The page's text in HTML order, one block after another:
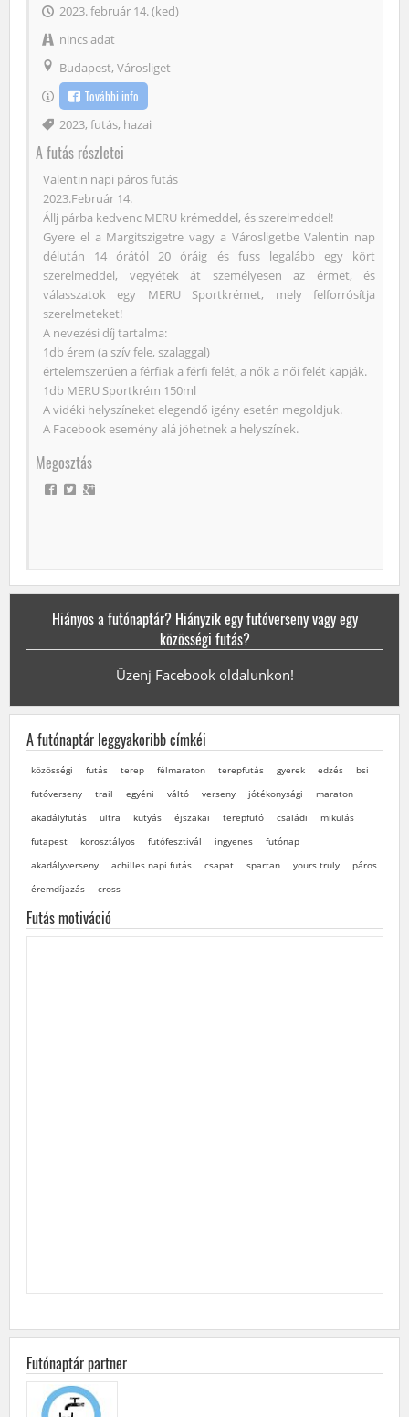
2023. február 14. (ked)
nincs adat
Budapest, Városliget
További info
Címke
2023, futás, hazai
A futás részletei
Valentin napi páros futás
2023.Február 14.
Állj párba kedvenc MERU krémeddel, és szerelmeddel!
Gyere el a Margitszigetre vagy a Városligetbe Valentin nap
délután 14 órától 20 óráig és fuss legalább egy kört
szerelmeddel, vegyétek át személyesen az érmet, és
válasszatok egy MERU Sportkrémet, mely felforrósítja
szerelmeteket!
A nevezési díj tartalma:
1db érem (a szív fele, szalaggal)
értelemszerűen a férfiak a férfi felét, a nők a női felét kapják.
1db MERU Sportkrém 150ml
A vidéki helyszíneket elegendő igény esetén megoldjuk.
A Facebook esemény alá jöhetnek a helyszínek.
Megosztás
Hiányos a futónaptár? Hiányzik egy futóverseny vagy egy
közösségi futás?
Üzenj Facebook oldalunkon!
A futónaptár leggyakoribb címkéi
közösségi futás terep félmaraton terepfutás gyerek edzés
bsi
futóverseny
trail egyéni váltó verseny jótékonysági
maraton
akadályfutás
ultra kutyás éjszakai terepfutó családi
mikulás
futapest
korosztályos futófesztivál ingyenes
futónap
akadályverseny
achilles napi futás csapat spartan yours truly
páros
éremdíjazás
cross
Futás motiváció
Futónaptár partner